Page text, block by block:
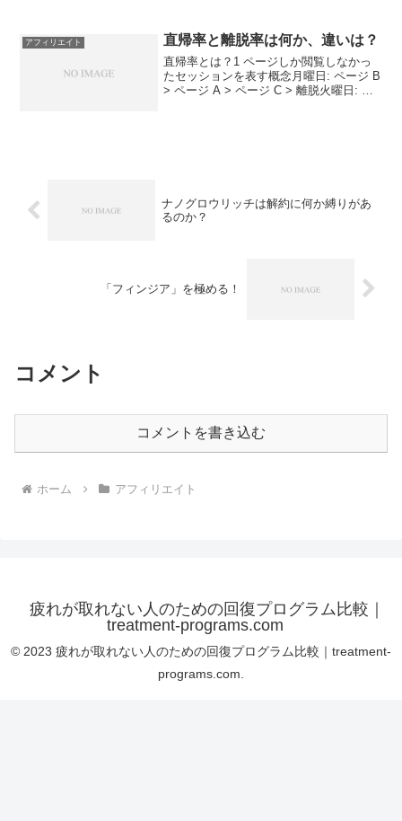
には効果的...
アフィリエイト 直帰率と離脱率は何か、違いは？
直帰率とは？1 ページしか閲覧しなかっ
たセッションを表す概念月曜日: ページ B
> ページ A > ページ C > 離脱火曜日: ペ
ナノグロウリッチは解約に何か縛りがあ
るのか？
「フィンジア」を極める！
コメント
コメントを書き込む
ホーム アフィリエイト
疲れが取れない人のための回復プログラム比較｜
treatment-programs.com
© 2023 疲れが取れない人のための回復プログラム比較｜treatment-
programs.com.